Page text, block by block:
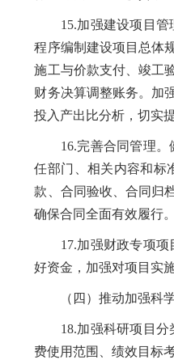
15.加强建设项目管理
程序编制建设项目总体
施工与价款支付、竣工
财务决算调整账务。加
投入产出比分析，切实
16.完善合同管理。健
任部门、相关内容和标
款、合同验收、合同归
确保合同全面有效履行。
17.加强财政专项项目
好资金，加强对项目实
（四）推动加强科学
18.加强科研项目分类
费使用范围、绩效目标